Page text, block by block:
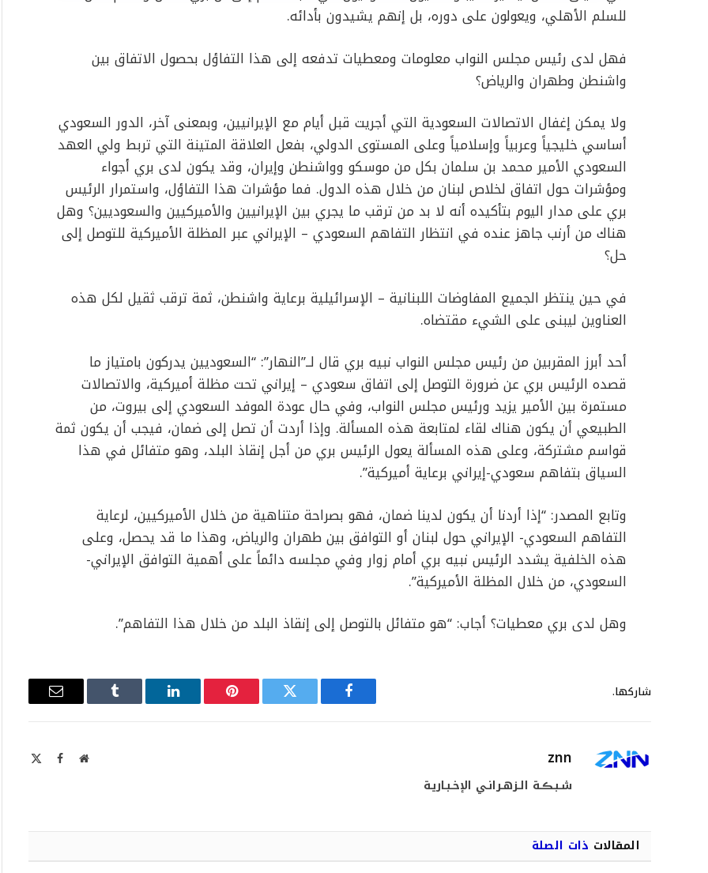
للسلم الأهلي، ويعولون على دوره، بل إنهم يشيدون بأدائه.
فهل لدى رئيس مجلس النواب معلومات ومعطيات تدفعه إلى هذا التفاؤل بحصول الاتفاق بين
واشنطن وطهران والرياض؟
ولا يمكن إغفال الاتصالات السعودية التي أجريت قبل أيام مع الإيرانيين، وبمعنى آخر، الدور السعودي
أساسي خليجياً وعربياً وإسلامياً وعلى المستوى الدولي، بفعل العلاقة المتينة التي تربط ولي العهد
السعودي الأمير محمد بن سلمان بكل من موسكو وواشنطن وإيران، وقد يكون لدى بري أجواء
ومؤشرات حول اتفاق لخلاص لبنان من خلال هذه الدول. فما مؤشرات هذا التفاؤل، واستمرار الرئيس
بري على مدار اليوم بتأكيده أنه لا بد من ترقب ما يجري بين الإيرانيين والأميركيين والسعوديين؟ وهل
هناك من أرنب جاهز عنده في انتظار التفاهم السعودي – الإيراني عبر المظلة الأميركية للتوصل إلى
حل؟
في حين ينتظر الجميع المفاوضات اللبنانية – الإسرائيلية برعاية واشنطن، ثمة ترقب ثقيل لكل هذه
العناوين ليبنى على الشيء مقتضاه.
أحد أبرز المقربين من رئيس مجلس النواب نبيه بري قال لــ”النهار”: “السعوديين يدركون بامتياز ما
قصده الرئيس بري عن ضرورة التوصل إلى اتفاق سعودي – إيراني تحت مظلة أميركية، والاتصالات
مستمرة بين الأمير يزيد ورئيس مجلس النواب، وفي حال عودة الموفد السعودي إلى بيروت، من
الطبيعي أن يكون هناك لقاء لمتابعة هذه المسألة. وإذا أردت أن تصل إلى ضمان، فيجب أن يكون ثمة
قواسم مشتركة، وعلى هذه المسألة يعول الرئيس بري من أجل إنقاذ البلد، وهو متفائل في هذا
السياق بتفاهم سعودي-إيراني برعاية أميركية”.
وتابع المصدر: “إذا أردنا أن يكون لدينا ضمان، فهو بصراحة متناهية من خلال الأميركيين، لرعاية
التفاهم السعودي- الإيراني حول لبنان أو التوافق بين طهران والرياض، وهذا ما قد يحصل، وعلى
هذه الخلفية يشدد الرئيس نبيه بري أمام زوار وفي مجلسه دائماً على أهمية التوافق الإيراني-
السعودي، من خلال المظلة الأميركية”.
وهل لدى بري معطيات؟ أجاب: “هو متفائل بالتوصل إلى إنقاذ البلد من خلال هذا التفاهم”.
شاركها.
فيسبوك تويتر بينتيريستلينكدإن Tumblr
البريد
znn
موقعفيسبوك
شـبـڪـة الـزهـرانـي الإخـبـاريـة
المقالات ذات الصلة